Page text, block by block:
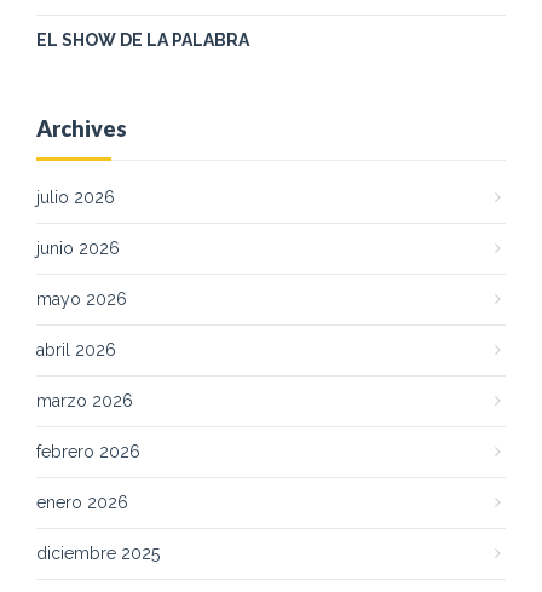
EL SHOW DE LA PALABRA
Archives
julio 2026
junio 2026
mayo 2026
abril 2026
marzo 2026
febrero 2026
enero 2026
diciembre 2025